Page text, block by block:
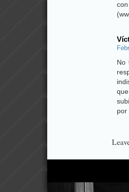
No
por